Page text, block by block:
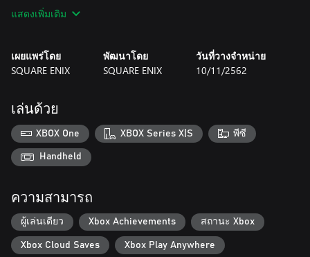
แสดงเพิ่มเติม
เผยแพร่โดย
SQUARE ENIX
พัฒนาโดย
SQUARE ENIX
วันที่วางจำหน่าย
10/11/2562
เล่นด้วย
XBOX One XBOX Series X|S พีซี
Handheld
ความสามารถ
ผู้เล่นเดียว Xbox Achievements สถานะ Xbox
Xbox Cloud Saves Xbox Play Anywhere